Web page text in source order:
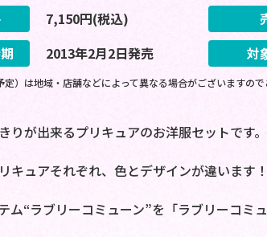
7,150円(税込)
2013年2月2日発売 対
）は地域・店舗などによって異なる場合がございますの
りが出来るプリキュアのお洋服セットです。
キュアそれぞれ、色とデザインが違います
ム“ラブリーコミューン”を「ラブリーコミ